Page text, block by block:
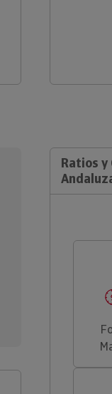
Ratios y